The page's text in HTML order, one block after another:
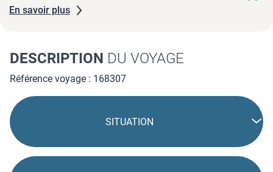
En savoir plus
DESCRIPTION DU VOYAGE
Référence voyage : 168307
SITUATION